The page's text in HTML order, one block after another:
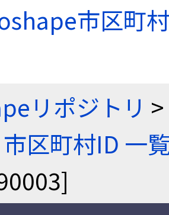
市区町
リポジトリ >
市区町村ID 一